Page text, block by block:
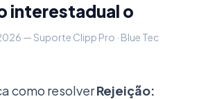
interestadual o
— Suporte Clipp Pro · Blue Tec
como resolverRejeição: